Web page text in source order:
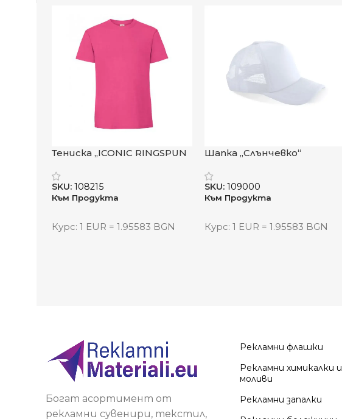
Тениска „ICONIC RINGSPUN
SKU: 108215
Към Продукта
Курс: 1 EUR = 1.95583 BGN
Шапка „Слънчевко“
SKU: 109000
Към Продукта
Курс: 1 EUR = 1.95583 BGN
Богат асортимент от
рекламни сувенири, текстил,
Рекламни флашки
Рекламни химикалки и
моливи
Рекламни запалки